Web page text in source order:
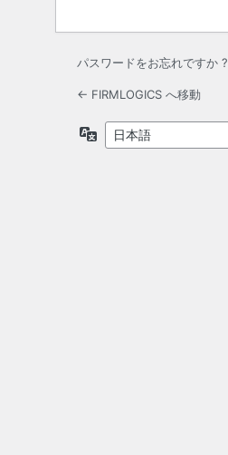
パスワードをお忘れですか ?
← FIRMLOGICS へ移動
語